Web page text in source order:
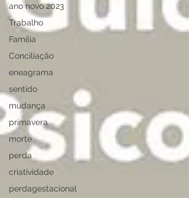
ano novo 2023
Trabalho
Família
Conciliação
eneagrama
sentido
mudança
primavera
morte
perda
criatividade
perdagestacional